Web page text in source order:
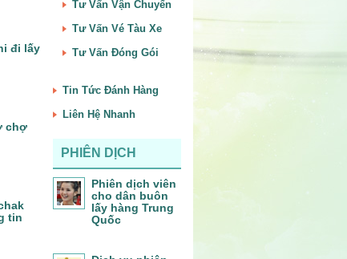
đi lấy
chợ
tin
Tư Vấn Vận Chuyển
Tư Vấn Vé Tàu Xe
Tư Vấn Đóng Gói
Tin Tức Đánh Hàng
Liên Hệ Nhanh
PHIÊN DỊCH
Phiên dịch viên
cho dân buôn
lấy hàng Trung
Quốc